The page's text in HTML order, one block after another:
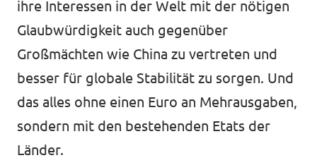
ihre Interessen in der Welt mit der nötigen
Glaubwürdigkeit auch gegenüber
Großmächten wie China zu vertreten und
besser für globale Stabilität zu sorgen. Und
das alles ohne einen Euro an Mehrausgaben,
sondern mit den bestehenden Etats der
Länder.